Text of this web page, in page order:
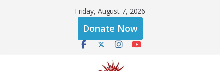
Friday, August 7, 2026
Donate Now